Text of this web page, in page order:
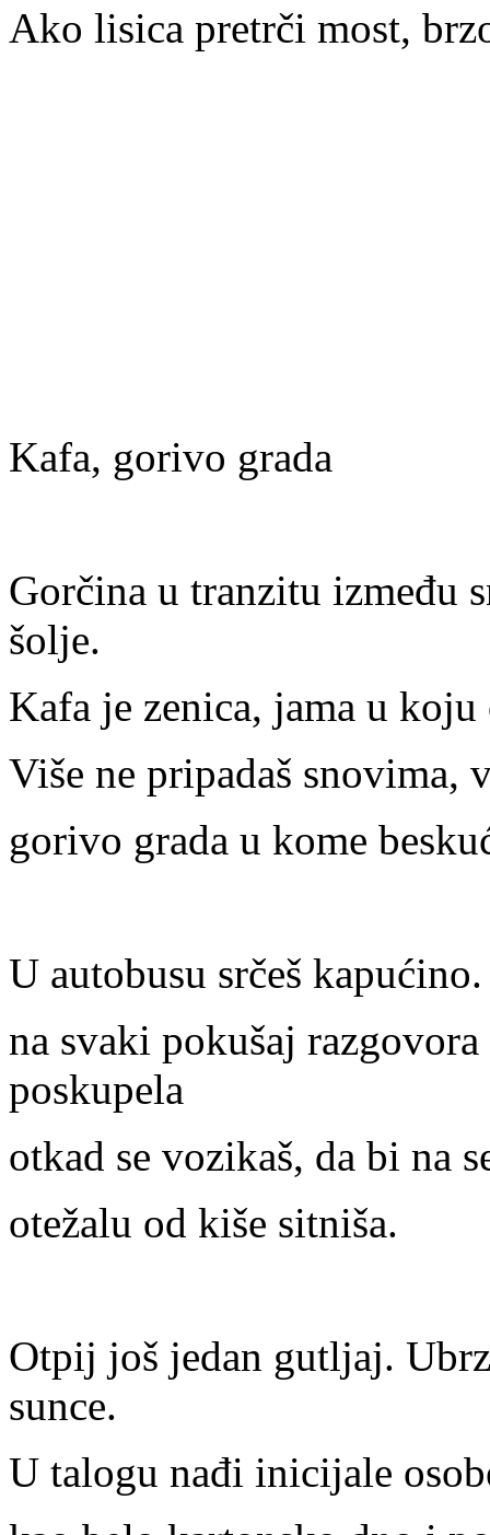
Ako lisica pretrči most,
Kafa, gorivo grada
Gorčina u tranzitu između
šolje.
Kafa je zenica, jama u
Više ne pripadaš snovima,
gorivo grada u kome
U autobusu srčeš
na svaki pokušaj
poskupela
otkad se vozikaš, da bi na
otežalu od kiše sitniša.
Otpij još jedan gutljaj.
sunce.
U talogu nađi inicijale